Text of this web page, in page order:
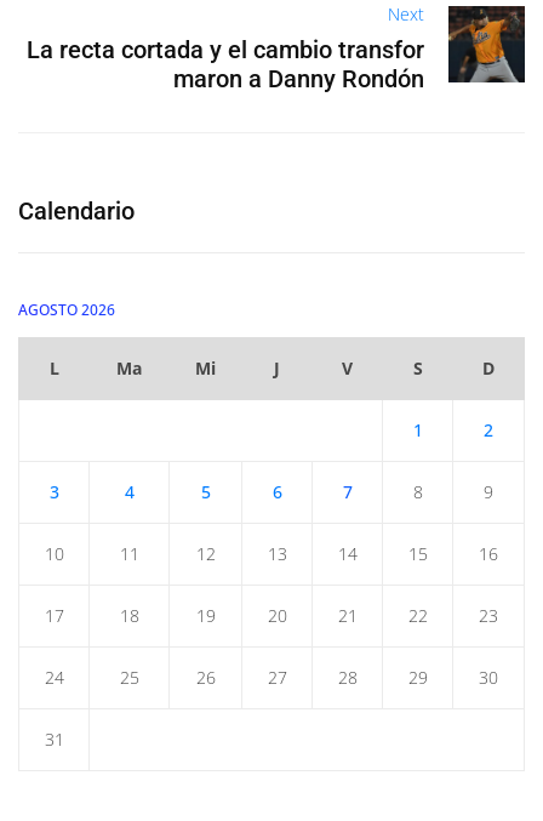
Next
La recta cortada y el cambio transfor
maron a Danny Rondón
Calendario
AGOSTO 2026
L Ma Mi J V S D
1 2
3 4 5 6 7 8 9
10 11 12 13 14 15 16
17 18 19 20 21 22 23
24 25 26 27 28 29 30
31